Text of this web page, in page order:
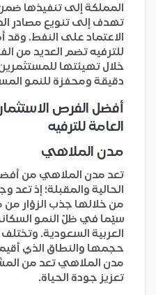
تهدف إلى تنويع مصادر
الاعتماد على النفط. وقد
للترفيه تضم العديد من
خلال تهيئتها
دقيقة ومحفزة للنمو
أفضل الفرص
العامة للترفيه
مدن الملاهي
تعد مدن الملاهي من
الحالية والمقبلة؛ إذ
من خلالها جذب الزوّار من
سيّما في ظلّ النمو
العربية السعودية.
حجمها والنطاق الذي
مدن الملاهي تعد من
تعزيز جودة الحياة.